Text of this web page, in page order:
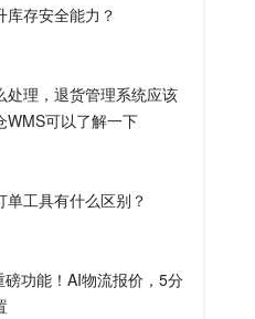
库存安全能力？
处理，退货管理系统应该
WMS可以了解一下
单工具有什么区别？
功能！AI物流报价，5分